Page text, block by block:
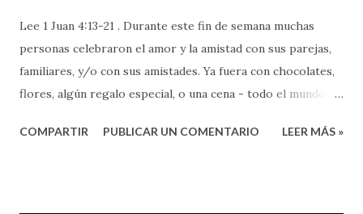
Lee 1 Juan 4:13-21 . Durante este fin de semana muchas
personas celebraron el amor y la amistad con sus parejas,
familiares, y/o con sus amistades. Ya fuera con chocolates,
flores, algún regalo especial, o una cena - todo el mundo
que podemos reflexionar sobre el amor, hay una cualidad
COMPARTIR PUBLICAR UN COMENTARIO LEER MÁS »